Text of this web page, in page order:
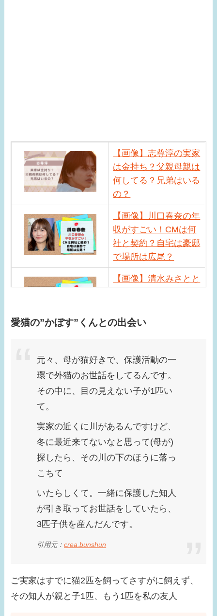
【画像】志尊淳の実家
は金持ち？父親母親は
何してる？兄弟はいる
の？
【画像】川口春奈の年
収がすごい！CMは何
社と契約？自宅は豪邸
で場所は広尾？
【画像】清水みさとと
況は？
収がすごい！相方西村
瑞樹との差が激しい？
【画像】小芝風花はド
べらぼうでの問題シー
【画像】みちょぱの旦
る！
【画像】浜辺美波の結
【画像】瀧本美織の実
家が金持ちな理由は？
父親の職業がスゴイ！
愛猫の”かぼす”くんとの出会い
元々、母が猫好きで、保護活動の一
環で外猫のお世話をしてるんです。
その中に、目の見えない子が1匹い
て。
実家の近くに川があるんですけど、
冬に最近来てないなと思って(母が)
探したら、その川の下のほうに落っ
こちて
いたらしくて。一緒に保護した知人
が引き取ってお世話をしていたら、
3匹子供を産んだんです。
引用元：crea.bunshun
ご実家はすでに猫2匹を飼ってさすがに飼えず、
その知人が親と子1匹、もう1匹を私の友人